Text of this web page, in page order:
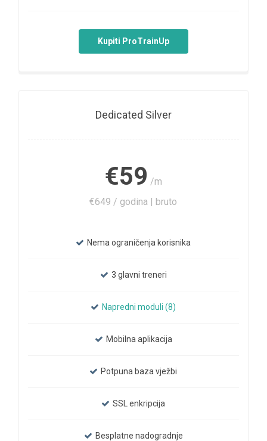
Kupiti ProTrainUp
Dedicated Silver
€59 /m
€649 / godina | bruto
Nema ograničenja korisnika
3 glavni treneri
Napredni moduli (8)
Mobilna aplikacija
Potpuna baza vježbi
SSL enkripcija
Besplatne nadogradnje